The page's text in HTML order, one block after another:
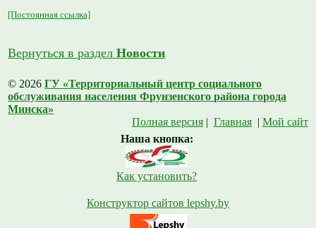
[Постоянная ссылка]
Вернуться в разделНовости
© 2026ГУ «Территориальный центр социального
обслуживания населения Фрунзенского района города
Минска»
Полная версия| Главная| Мой сайт
Наша кнопка:
Как установить?
Конструктор сайтов lepshy.by